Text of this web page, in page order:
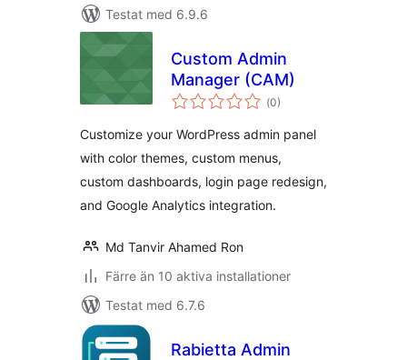
Testat med 6.9.6
Custom Admin
Manager (CAM)
(Totalt
antal
0)
Customize your WordPress admin panel
with color themes, custom menus,
custom dashboards, login page redesign,
and Google Analytics integration.
Md Tanvir Ahamed Ron
Färre än 10 aktiva installationer
Testat med 6.7.6
Rabietta Admin